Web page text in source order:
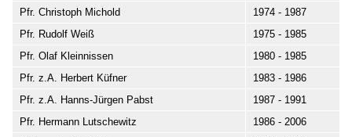
Pfr. Christoph Michold
1974 - 1987
Pfr. Rudolf Weiß
1975 - 1985
Pfr. Olaf Kleinnissen
1980 - 1985
Pfr. z.A. Herbert Küfner
1983 - 1986
Pfr. z.A. Hanns-Jürgen Pabst
1987 - 1991
Pfr. Hermann Lutschewitz
1986 - 2006